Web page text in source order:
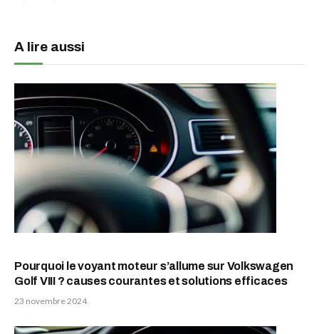
A lire aussi
Pourquoi le voyant moteur s’allume sur Volkswagen
Golf VIII ? causes courantes et solutions efficaces
23 novembre 2024